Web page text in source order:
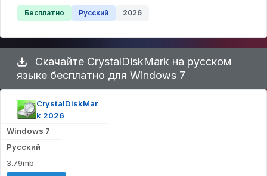
Бесплатно Русский 2026
Скачайте CrystalDiskMark на русском
языке бесплатно для Windows 7
CrystalDiskMar
k 2026
Windows 7
Русский
3.79mb